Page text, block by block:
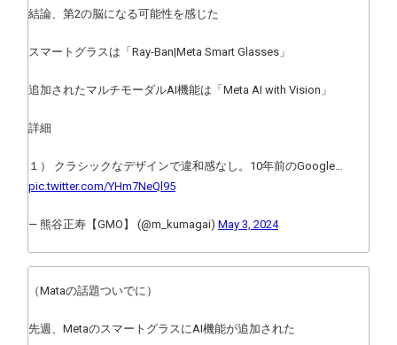
結論、第2の脳になる可能性を感じた
スマートグラスは「Ray-Ban|Meta Smart Glasses」
追加されたマルチモーダルAI機能は「Meta AI with Vision」
詳細
１） クラシックなデザインで違和感なし。10年前のGoogle…
pic.twitter.com/YHm7NeQl95
— 熊谷正寿【GMO】 (@m_kumagai) May 3, 2024
（Mataの話題ついでに）
先週、MetaのスマートグラスにAI機能が追加された